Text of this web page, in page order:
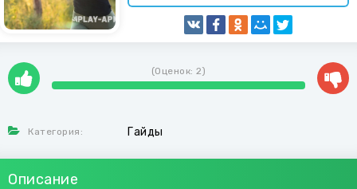
(Оценок:2)
Категория: Гайды
Описание